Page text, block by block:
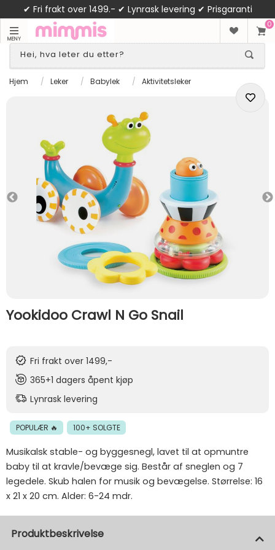
✔ Fri frakt over 1499.- ✔ Lynrask levering ✔ Prisgaranti
MENY
0
Hjem / Leker / Babylek / Aktivitetsleker
Yookidoo Crawl N Go Snail
Fri frakt over 1499,-
365+1 dagers åpent kjøp
Lynrask levering
POPULÆR 🔥 100+ SOLGTE
Musikalsk stable- og byggesnegl, lavet til at opmuntre
baby til at kravle/bevæge sig. Består af sneglen og 7
legedele. Skub halen for musik og bevægelse. Størrelse: 16
x 21 x 20 cm. Alder: 6-24 mdr.
Produktbeskrivelse